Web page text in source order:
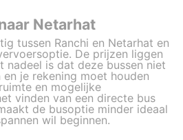
Netarhat
tussen Ranchi en Netarhat en
De prijzen liggen
nadeel is dat deze bussen niet
je rekening moet houden
en mogelijke
vinden van een directe bus
de busoptie minder ideaal
wil beginnen.